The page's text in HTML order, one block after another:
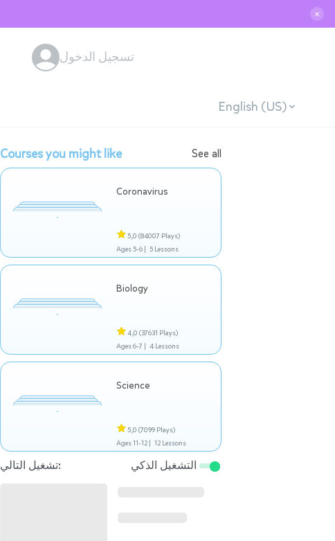
✕
تسجيل الدخول
English (US)
Courses you might like See all
Coronavirus
5,0 (84007 Plays)
Ages 5-6 | 5 Lessons
Biology
4,0 (37631 Plays)
Ages 6-7 | 4 Lessons
Science
5,0 (7099 Plays)
Ages 11-12 | 12 Lessons
تشغيل التالي: